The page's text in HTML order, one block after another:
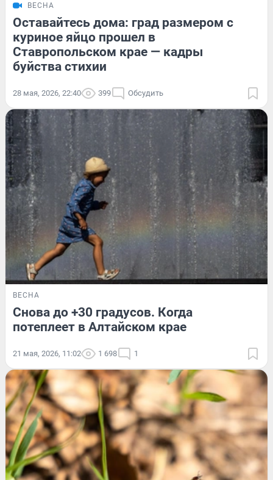
ВЕСНА
Оставайтесь дома: град размером с
куриное яйцо прошел в
Ставропольском крае — кадры
буйства стихии
28 мая, 2026, 22:40 399 Обсудить
ВЕСНА
Снова до +30 градусов. Когда
потеплеет в Алтайском крае
21 мая, 2026, 11:02 1 698 1